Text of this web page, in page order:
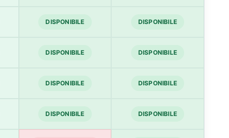
DISPONIBILE DISPONIBILE
DISPONIBILE DISPONIBILE
DISPONIBILE DISPONIBILE
DISPONIBILE DISPONIBILE